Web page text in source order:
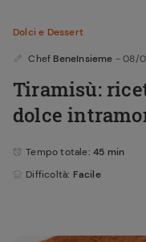
Dolci e Dessert
Chef BeneInsieme - 08/
Tiramisù:
dolce
Tempo totale: 45 min
Difficoltà: Facile